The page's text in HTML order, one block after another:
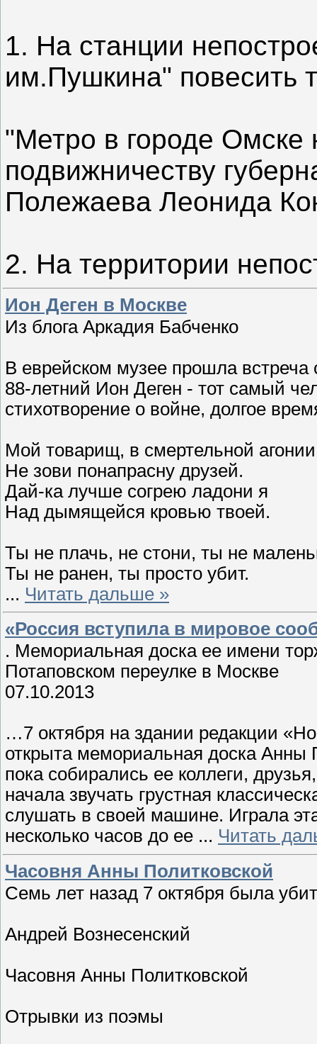
1. На станции
им.Пушкина" повесить
"Метро в городе Омске
подвижничеству
Полежаева Леонида
2. На территории
Ион Деген в Москве
Из блога Аркадия Бабченко
В еврейском музее прошла
88-летний Ион Деген - тот самый
стихотворение о войне, долгое
Мой товарищ, в смертельной агонии
Не зови понапрасну друзей.
Дай-ка лучше согрею ладони я
Над дымящейся кровью твоей.
Ты не плачь, не стони, ты не
Ты не ранен, ты просто убит.
... Читать дальше »
«Россия вступила в мировое
. Мемориальная доска ее имени
Потаповском переулке в Москве
07.10.2013
…7 октября на здании редакции
открыта мемориальная доска Анны
пока собирались ее коллеги,
начала звучать грустная
слушать в своей машине. Играла
несколько часов до ее ... Читать
Часовня Анны Политковской
Семь лет назад 7 октября была
Андрей Вознесенский
Часовня Анны Политковской
Отрывки из поэмы